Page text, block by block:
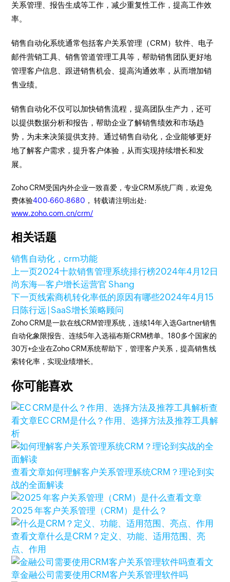
关系管理、报告生成等工作，减少重复性工作，提高工作效
率。
销售自动化系统通常包括客户关系管理（CRM）软件、电子
邮件营销工具、销售管道管理工具等，帮助销售团队更好地
管理客户信息、跟进销售机会、提高沟通效率，从而增加销
售业绩。
销售自动化不仅可以加快销售流程，提高团队生产力，还可
以提供数据分析和报告，帮助企业了解销售绩效和市场趋
势，为未来决策提供支持。通过销售自动化，企业能够更好
地了解客户需求，提升客户体验，从而实现持续增长和发
展。
Zoho CRM受国内外企业一致喜爱，专业CRM系统厂商，欢迎免
费体验400-660-8680 ， 转载请注明出处:
www.zoho.com.cn/crm/
相关话题
销售自动化，crm功能
上一页2024十款销售管理系统排行榜2024年4月12日
尚东海—客户增长运营官 Shang
下一页线索商机转化率低的原因有哪些2024年4月15
日 陈行远 | SaaS增长策略顾问
Zoho CRM是一款在线CRM管理系统，连续14年入选Gartner销售
自动化象限报告、连续5年入选福布斯CRM榜单。180多个国家的
30万+企业在Zoho CRM系统帮助下，管理客户关系，提高销售线
索转化率，实现业绩增长。
你可能喜欢
查
看文章EC CRM是什么？作用、选择方法及推荐工具解
析
查看文章如何理解客户关系管理系统CRM？理论到实
战的全面解读
查看文章
2025 年客户关系管理（CRM）是什么？
查看文章什么是CRM？定义、功能、适用范围、亮
点、作用
查看文
章金融公司需要使用CRM客户关系管理软件吗